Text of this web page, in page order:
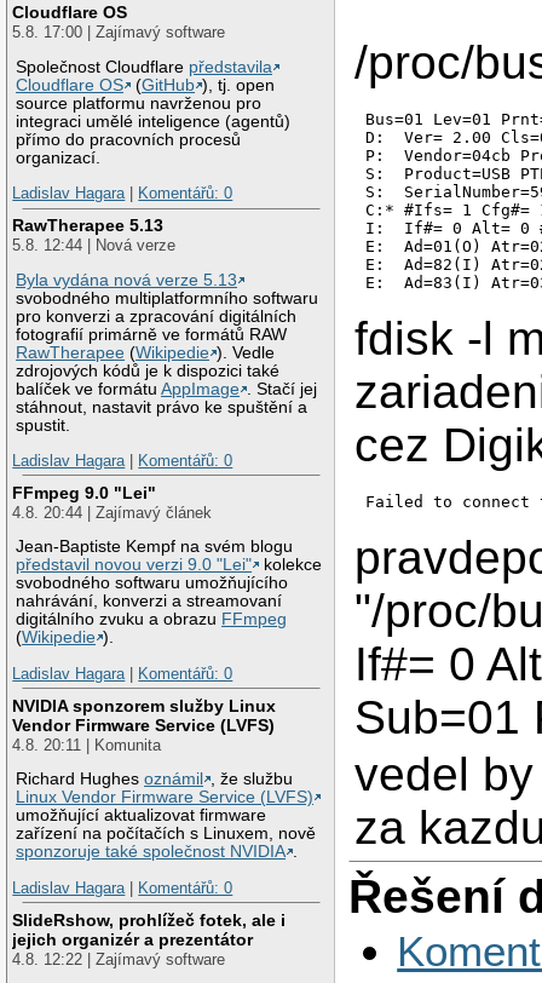
Cloudflare OS
5.8. 17:00 | Zajímavý software
Společnost Cloudflare představila
Cloudflare OS
(GitHub ), tj. open
source platformu navrženou pro
integraci umělé inteligence (agentů)
přímo do pracovních procesů
organizací.
Ladislav Hagara| Komentářů: 0
RawTherapee 5.13
5.8. 12:44 | Nová verze
Byla vydána nová verze 5.13
svobodného multiplatformního softwaru
pro konverzi a zpracování digitálních
fotografií primárně ve formátů RAW
RawTherapee (Wikipedie ). Vedle
zdrojových kódů je k dispozici také
balíček ve formátuAppImage
. Stačí jej
stáhnout, nastavit právo ke spuštění a
spustit.
Ladislav Hagara| Komentářů: 0
FFmpeg 9.0 "Lei"
4.8. 20:44 | Zajímavý článek
Jean-Baptiste Kempf na svém blogu
představil novou verzi 9.0 "Lei"
kolekce
svobodného softwaru umožňujícího
nahrávání, konverzi a streamovaní
digitálního zvuku a obrazu FFmpeg
(Wikipedie ).
Ladislav Hagara| Komentářů: 0
NVIDIA sponzorem služby Linux
Vendor Firmware Service (LVFS)
4.8. 20:11 | Komunita
Richard Hughesoznámil
, že službu
Linux Vendor Firmware Service (LVFS)
umožňující aktualizovat firmware
zařízení na počítačích s Linuxem, nově
sponzoruje také společnost NVIDIA .
Ladislav Hagara| Komentářů: 0
SlideRshow, prohlížeč fotek, ale i
jejich organizér a prezentátor
4.8. 12:22 | Zajímavý software
/proc/
Bus=01 Lev=01
D:  Ver= 2.00
P:  Vendor=04cb
S:  Product=USB
S:
C:* #Ifs= 1 Cfg#= 1
I:  If#= 0 Alt= 0
E:  Ad=01(O)
E:  Ad=82(I)
E:  Ad=83(I)
fdisk -l
cez
Failed to connect
"/proc/
If#= 0
Sub=01
vedel
za
Řešení